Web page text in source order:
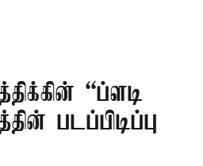
“ப்ளடி
படப்பிடிப்பு